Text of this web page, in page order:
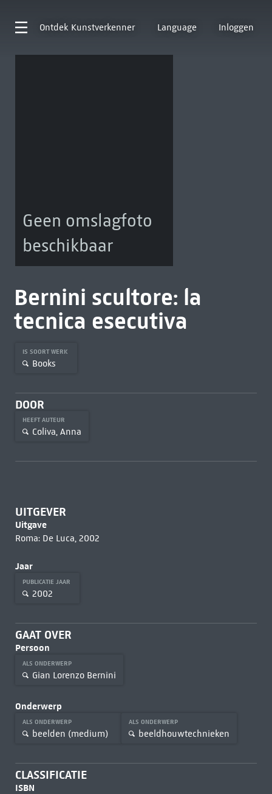
Ontdek Kunstverkenner Language Inloggen
Geen omslagfoto
beschikbaar
Bernini scultore: la
tecnica esecutiva
IS SOORT WERK
Books
DOOR
HEEFT AUTEUR
Coliva, Anna
UITGEVER
Uitgave
Roma: De Luca, 2002
Jaar
PUBLICATIE JAAR
2002
GAAT OVER
Persoon
ALS ONDERWERP
Gian Lorenzo Bernini
Onderwerp
ALS ONDERWERP
beelden (medium)
ALS ONDERWERP
beeldhouwtechnieken
CLASSIFICATIE
ISBN